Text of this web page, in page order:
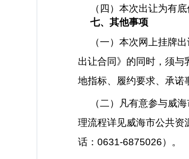
（四）本次出让为有
七、其他事项
（一） 本次网上挂牌
出让合同》的同时，须与
地指标、履约要求、承诺
（二）凡有意参与威
理流程详见威海市公共资
话：0631-6875026）。